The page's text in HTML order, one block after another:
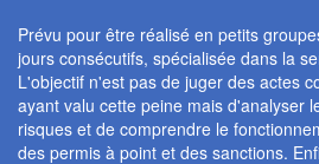
Prévu pour être réalisé en petits
jours consécutifs, spécialisée dans la
L'objectif n'est pas de juger des actes
ayant valu cette peine mais d'analyser
risques et de comprendre le
des permis à point et des sanctions.